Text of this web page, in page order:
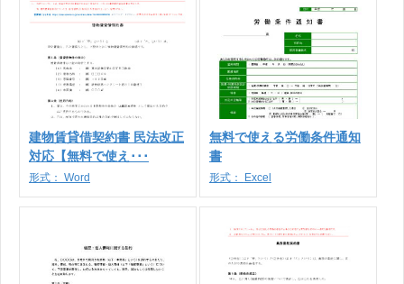
建物賃貸借契約書 民法改正
対応【無料で使え･･･
形式： Word
無料で使える労働条件通知
書
形式： Excel